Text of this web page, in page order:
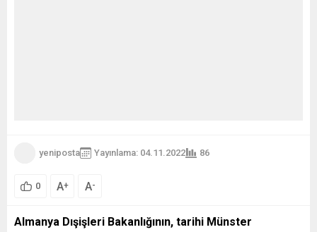
yeniposta Yayınlama: 04.11.2022 86
0 A+ A-
Almanya Dışişleri Bakanlığının, tarihi Münster